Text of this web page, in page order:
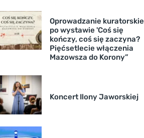
Oprowadzanie kuratorskie
po wystawie 'Coś się
kończy, coś się zaczyna?
Pięćsetlecie włączenia
Mazowsza do Korony”
Koncert Ilony Jaworskiej